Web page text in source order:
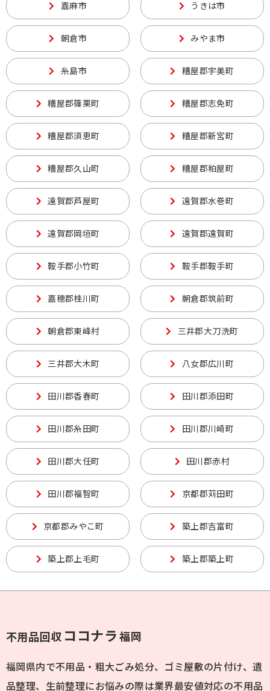
嘉麻市 うきは市
朝倉市 みやま市
糸島市 糟屋郡宇美町
糟屋郡篠栗町 糟屋郡志免町
糟屋郡須恵町 糟屋郡新宮町
糟屋郡久山町 糟屋郡粕屋町
遠賀郡芦屋町 遠賀郡水巻町
遠賀郡岡垣町 遠賀郡遠賀町
鞍手郡小竹町 鞍手郡鞍手町
嘉穂郡桂川町 朝倉郡筑前町
朝倉郡東峰村 三井郡大刀洗町
三井郡大木町 八女郡広川町
田川郡香春町 田川郡添田町
田川郡糸田町 田川郡川崎町
田川郡大任町 田川郡赤村
田川郡福智町 京都郡苅田町
京都郡みやこ町 築上郡吉富町
築上郡上毛町 築上郡築上町
不用品回収 ココナラ 福岡
福岡県内で不用品・粗大ごみ処分、ゴミ屋敷の片付け、遺
品整理、生前整理にお悩みの際は業界最安値対応の不用品